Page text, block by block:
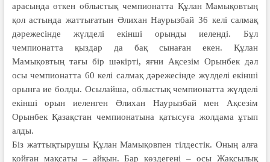
арасында өткен облыстық чемпионатта Құлан Мамықовтың
қол астында жаттығатын Әлихан Наурызбай 36 келі салмақ
дәрежесінде жүлделі екінші орынды иеленді. Бұл
чемпионатта қыздар да бақ сынаған екен. Құлан
Мамықовтың тағы бір шәкірті, яғни Ақсезім Орынбек дәл
осы чемпионатта 60 келі салмақ дәрежесінде жүлделі екінші
орынға ие болды. Осылайша, облыстық чемпионатта жүлделі
екінші орын иеленген Әлихан Наурызбай мен Ақсезім
Орынбек Қазақстан чемпионатына қатысуға жолдама ұтып
алды.
Біз жаттықтырушы Құлан Мамы­қовпен тілдестік. Оның алға
қойған мақсаты – айқын. Бар көздегені – осы Жақсылық